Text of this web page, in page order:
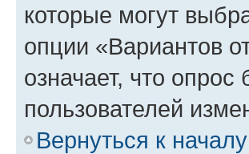
которые могут
опции «Вариантов
означает, что
пользователей
Вернуться к началу